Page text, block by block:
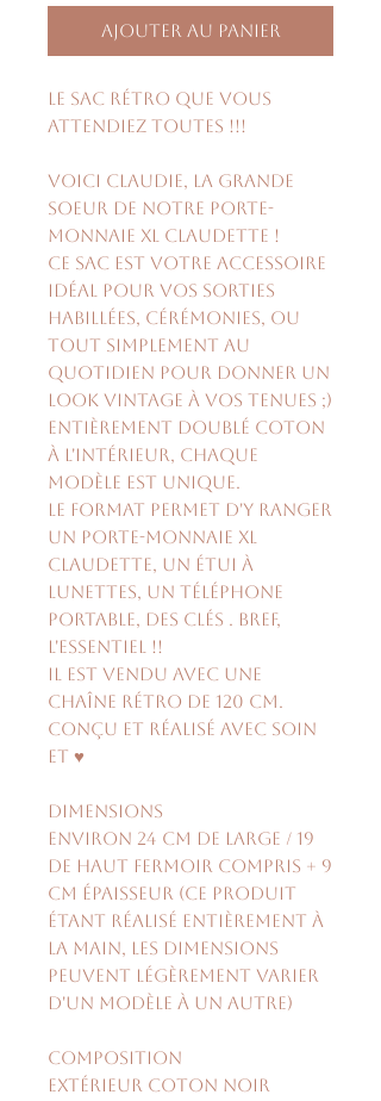
Ajouter au panier
Le sac rétro que vous
attendiez toutes !!!
Voici Claudie, la grande
soeur de notre porte-
monnaie XL Claudette !
Ce sac est votre accessoire
idéal pour vos sorties
habillées, cérémonies, ou
tout simplement au
quotidien pour donner un
look vintage à vos tenues ;)
Entièrement doublé coton
à l'intérieur, chaque
modèle est unique.
Le format permet d'y ranger
un porte-monnaie XL
Claudette, un étui à
lunettes, un téléphone
portable, des clés . Bref,
l'essentiel !!
Il est vendu avec une
chaîne rétro de 120 cm.
Conçu et réalisé avec soin
et ♥
Dimensions
environ 24 cm de large / 19
de haut fermoir compris + 9
cm épaisseur (ce produit
étant réalisé entièrement à
la main, les dimensions
peuvent légèrement varier
d'un modèle à un autre)
Composition
Extérieur coton noir